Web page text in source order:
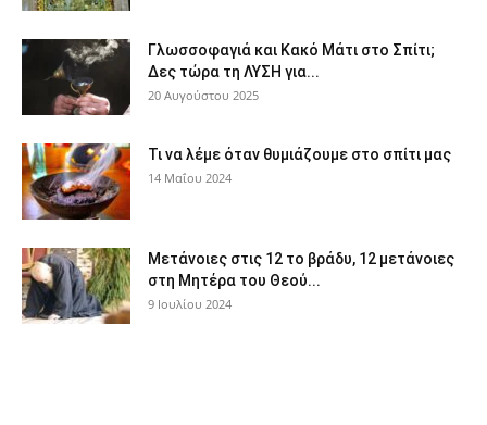
Γλωσσοφαγιά και Κακό Μάτι στο Σπίτι;
Δες τώρα τη ΛΥΣΗ για...
20 Αυγούστου 2025
Τι να λέμε όταν θυμιάζουμε στο σπίτι μας
14 Μαΐου 2024
Μετάνοιες στις 12 το βράδυ, 12 μετάνοιες
στη Μητέρα του Θεού...
9 Ιουλίου 2024